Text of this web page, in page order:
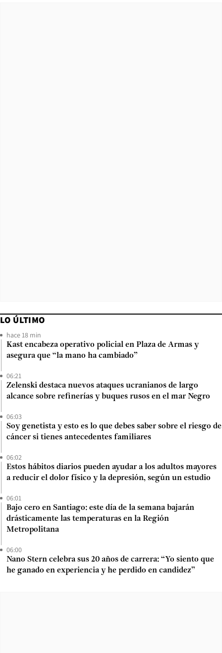
LO ÚLTIMO
hace 18 min
Kast encabeza operativo policial en Plaza de Armas y
asegura que “la mano ha cambiado”
06:21
Zelenski destaca nuevos ataques ucranianos de largo
alcance sobre refinerías y buques rusos en el mar Negro
06:03
Soy genetista y esto es lo que debes saber sobre el riesgo de
cáncer si tienes antecedentes familiares
06:02
Estos hábitos diarios pueden ayudar a los adultos mayores
a reducir el dolor físico y la depresión, según un estudio
06:01
Bajo cero en Santiago: este día de la semana bajarán
drásticamente las temperaturas en la Región
Metropolitana
06:00
Nano Stern celebra sus 20 años de carrera: “Yo siento que
he ganado en experiencia y he perdido en candidez”